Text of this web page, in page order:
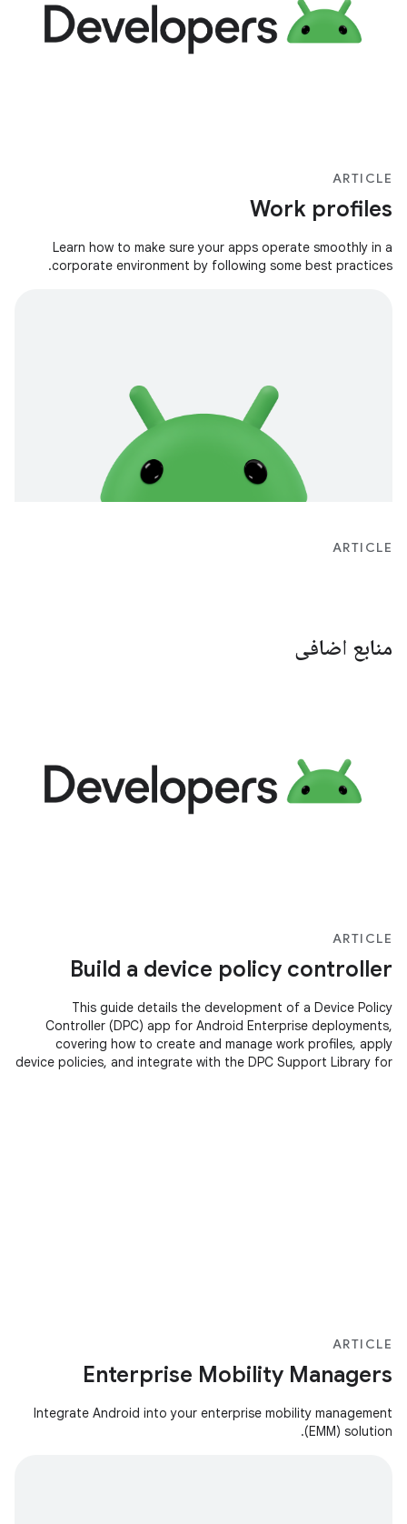
ARTICLE
Work profiles
Learn how to make sure your apps operate smoothly in a
corporate environment by following some best practices.
ARTICLE
منابع اضافی
ARTICLE
Build a device policy controller
This guide details the development of a Device Policy
Controller (DPC) app for Android Enterprise deployments,
covering how to create and manage work profiles, apply
device policies, and integrate with the DPC Support Library for
ARTICLE
Enterprise Mobility Managers
Integrate Android into your enterprise mobility management
(EMM) solution.